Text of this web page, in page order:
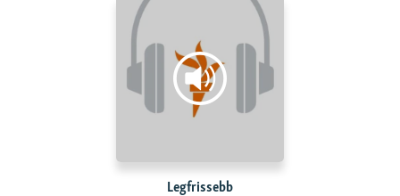
Legfrissebb